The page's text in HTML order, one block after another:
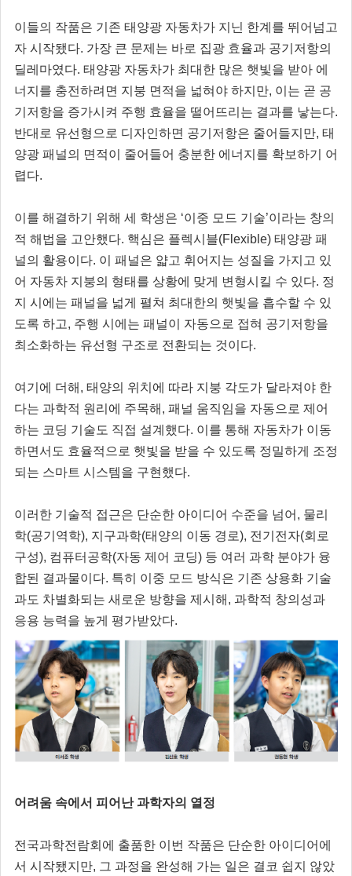
이들의 작품은 기존 태양광 자동차가 지닌 한계를 뛰어넘고
자 시작됐다. 가장 큰 문제는 바로 집광 효율과 공기저항의
딜레마였다. 태양광 자동차가 최대한 많은 햇빛을 받아 에
너지를 충전하려면 지붕 면적을 넓혀야 하지만, 이는 곧 공
기저항을 증가시켜 주행 효율을 떨어뜨리는 결과를 낳는다.
반대로 유선형으로 디자인하면 공기저항은 줄어들지만, 태
양광 패널의 면적이 줄어들어 충분한 에너지를 확보하기 어
렵다.
이를 해결하기 위해 세 학생은 ‘이중 모드 기술’이라는 창의
적 해법을 고안했다. 핵심은 플렉시블(Flexible) 태양광 패
널의 활용이다. 이 패널은 얇고 휘어지는 성질을 가지고 있
어 자동차 지붕의 형태를 상황에 맞게 변형시킬 수 있다. 정
지 시에는 패널을 넓게 펼쳐 최대한의 햇빛을 흡수할 수 있
도록 하고, 주행 시에는 패널이 자동으로 접혀 공기저항을
최소화하는 유선형 구조로 전환되는 것이다.
여기에 더해, 태양의 위치에 따라 지붕 각도가 달라져야 한
다는 과학적 원리에 주목해, 패널 움직임을 자동으로 제어
하는 코딩 기술도 직접 설계했다. 이를 통해 자동차가 이동
하면서도 효율적으로 햇빛을 받을 수 있도록 정밀하게 조정
되는 스마트 시스템을 구현했다.
이러한 기술적 접근은 단순한 아이디어 수준을 넘어, 물리
학(공기역학), 지구과학(태양의 이동 경로), 전기전자(회로
구성), 컴퓨터공학(자동 제어 코딩) 등 여러 과학 분야가 융
합된 결과물이다. 특히 이중 모드 방식은 기존 상용화 기술
과도 차별화되는 새로운 방향을 제시해, 과학적 창의성과
응용 능력을 높게 평가받았다.
어려움 속에서 피어난 과학자의 열정
전국과학전람회에 출품한 이번 작품은 단순한 아이디어에
서 시작됐지만, 그 과정을 완성해 가는 일은 결코 쉽지 않았